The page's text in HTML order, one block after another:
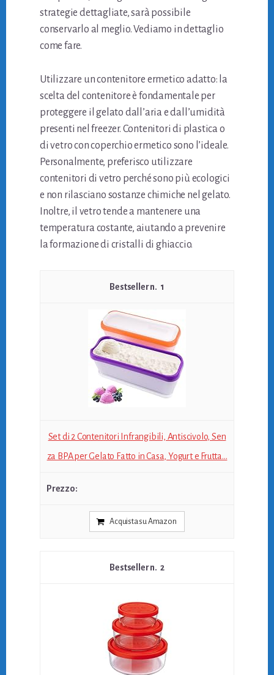
strategie dettagliate, sarà possibile
conservarlo al meglio. Vediamo in dettaglio
come fare.
Utilizzare un contenitore ermetico adatto: la
scelta del contenitore è fondamentale per
proteggere il gelato dall’aria e dall’umidità
presenti nel freezer. Contenitori di plastica o
di vetro con coperchio ermetico sono l’ideale.
Personalmente, preferisco utilizzare
contenitori di vetro perché sono più ecologici
e non rilasciano sostanze chimiche nel gelato.
Inoltre, il vetro tende a mantenere una
temperatura costante, aiutando a prevenire
la formazione di cristalli di ghiaccio.
1
Set di 2 Contenitori Infrangibili, Antiscivolo, Sen
za BPA per Gelato Fatto in Casa, Yogurt e Frutta...
Acquista su Amazon
2